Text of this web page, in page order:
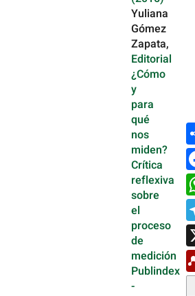
Yuliana
Gómez
Zapata,
Editorial
¿Cómo
y
para
qué
nos
miden?
Crítica
reflexiva
sobre
el
proceso
de
medición
Publindex
-